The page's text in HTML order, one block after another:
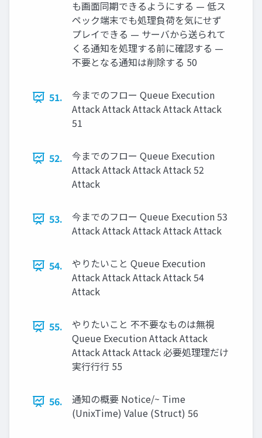
も画面同期できるようにする — 低ス
ペック端末でも処理負荷を気にせず
プレイできる — サーバから送られて
くる通知を処理する前に確認する —
不要となる通知は削除する 50
51.
今までのフロー Queue Execution
Attack Attack Attack Attack Attack
51
52.
今までのフロー Queue Execution
Attack Attack Attack Attack 52
Attack
53.
今までのフロー Queue Execution 53
Attack Attack Attack Attack Attack
54.
やりたいこと Queue Execution
Attack Attack Attack Attack 54
Attack
55.
やりたいこと 不不要なものは無視
Queue Execution Attack Attack
Attack Attack Attack 必要処理理だけ
実⾏行行 55
56.
通知の概要 Notice/~ Time
(UnixTime) Value (Struct) 56